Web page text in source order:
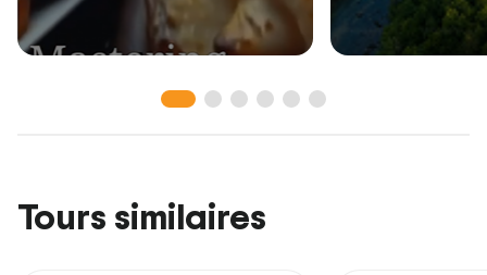
Tours similaires